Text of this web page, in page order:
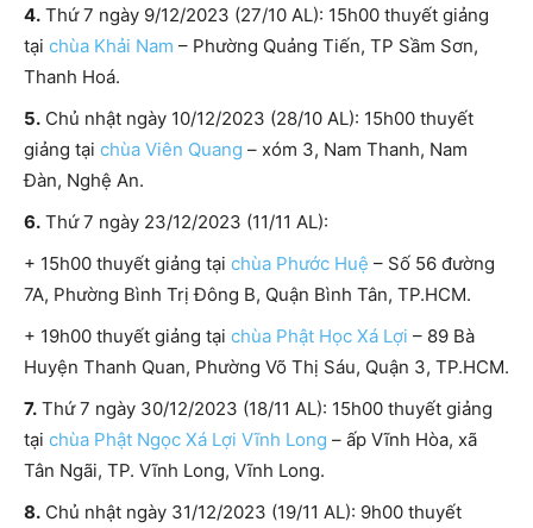
4. Thứ 7 ngày 9/12/2023 (27/10 AL): 15h00 thuyết giảng
tại chùa Khải Nam – Phường Quảng Tiến, TP Sầm Sơn,
Thanh Hoá.
5. Chủ nhật ngày 10/12/2023 (28/10 AL): 15h00 thuyết
giảng tại chùa Viên Quang – xóm 3, Nam Thanh, Nam
Đàn, Nghệ An.
6. Thứ 7 ngày 23/12/2023 (11/11 AL):
+ 15h00 thuyết giảng tại chùa Phước Huệ – Số 56 đường
7A, Phường Bình Trị Đông B, Quận Bình Tân, TP.HCM.
+ 19h00 thuyết giảng tại chùa Phật Học Xá Lợi – 89 Bà
Huyện Thanh Quan, Phường Võ Thị Sáu, Quận 3, TP.HCM.
7. Thứ 7 ngày 30/12/2023 (18/11 AL): 15h00 thuyết giảng
tại chùa Phật Ngọc Xá Lợi Vĩnh Long – ấp Vĩnh Hòa, xã
Tân Ngãi, TP. Vĩnh Long, Vĩnh Long.
8. Chủ nhật ngày 31/12/2023 (19/11 AL): 9h00 thuyết